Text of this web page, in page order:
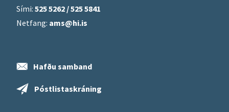
Sími: 525 5262 / 525 5841
Netfang: ams@hi.is
Hafðu samband
Póstlistaskráning